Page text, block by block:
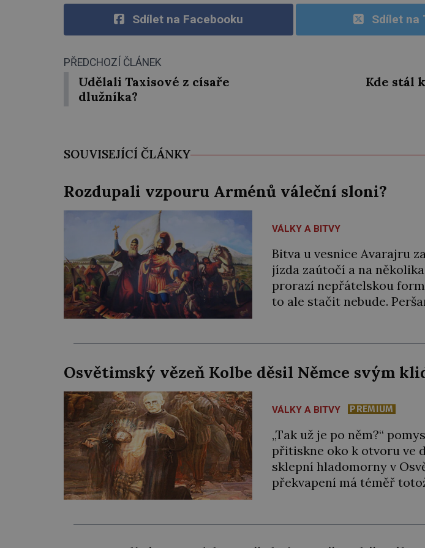
Sdílet na Facebooku Sdílet na
PŘEDCHOZÍ ČLÁNEK
Udělali Taxisové z císaře
dlužníka?
Kde stál
SOUVISEJÍCÍ ČLÁNKY
Rozdupali vzpouru Arménů váleční sloni?
VÁLKY A BITVY
Bitva u vesnice Avarajru
jízda zaútočí a na
prorazí nepřátelskou
to ale stačit nebude.
Arménie jako první země
křesťanství za státní
tak roku 301 během vlády
Osvětimský vězeň Kolbe děsil Němce svým
VÁLKY A BITVY PREMIUM
„Tak už je po něm?“
přitiskne oko k otvoru ve
sklepní hladomorny v
překvapení má téměř
na podlaze s blaženým